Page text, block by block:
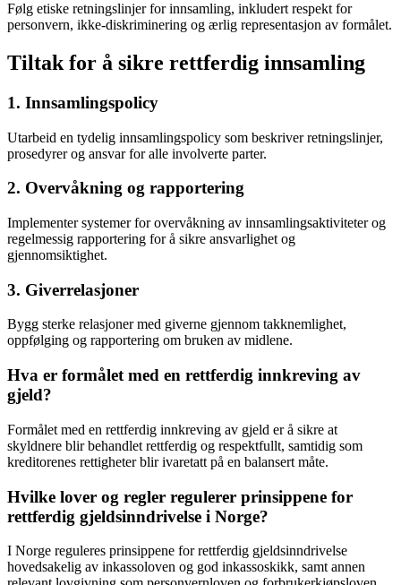
Følg etiske retningslinjer for innsamling, inkludert respekt for
personvern, ikke-diskriminering og ærlig representasjon av formålet.
Tiltak for å sikre rettferdig innsamling
1. Innsamlingspolicy
Utarbeid en tydelig innsamlingspolicy som beskriver retningslinjer,
prosedyrer og ansvar for alle involverte parter.
2. Overvåkning og rapportering
Implementer systemer for overvåkning av innsamlingsaktiviteter og
regelmessig rapportering for å sikre ansvarlighet og
gjennomsiktighet.
3. Giverrelasjoner
Bygg sterke relasjoner med giverne gjennom takknemlighet,
oppfølging og rapportering om bruken av midlene.
Hva er formålet med en rettferdig innkreving av
gjeld?
Formålet med en rettferdig innkreving av gjeld er å sikre at
skyldnere blir behandlet rettferdig og respektfullt, samtidig som
kreditorenes rettigheter blir ivaretatt på en balansert måte.
Hvilke lover og regler regulerer prinsippene for
rettferdig gjeldsinndrivelse i Norge?
I Norge reguleres prinsippene for rettferdig gjeldsinndrivelse
hovedsakelig av inkassoloven og god inkassoskikk, samt annen